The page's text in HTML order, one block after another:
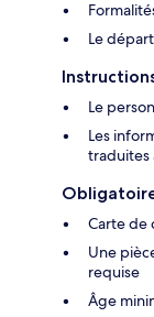
Le
Le
Les
traduites
Carte de
Une
requise
Âge